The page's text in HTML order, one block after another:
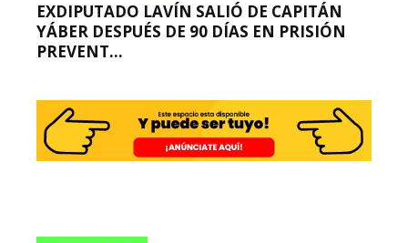
EXDIPUTADO LAVÍN SALIÓ DE CAPITÁN
YÁBER DESPUÉS DE 90 DÍAS EN PRISIÓN
PREVENT...